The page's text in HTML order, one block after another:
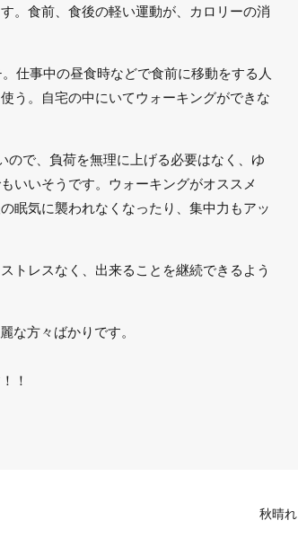
。食前、食後の軽い運動が、カロリーの消
仕事中の昼食時などで食前に移動をする人
う。自宅の中にいてウォーキングができな
ので、負荷を無理に上げる必要はなく、ゆ
いいそうです。ウォーキングがオススメ
眠気に襲われなくなったり、集中力もアッ
トレスなく、出来ることを継続できるよう
な方々ばかりです。
！
秋晴れ